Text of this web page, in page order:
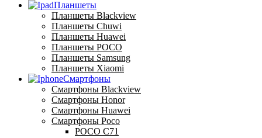
Планшеты
Планшеты Blackview
Планшеты Chuwi
Планшеты Huawei
Планшеты POCO
Планшеты Samsung
Планшеты Xiaomi
Смартфоны
Смартфоны Blackview
Смартфоны Honor
Смартфоны Huawei
Смартфоны Poco
POCO C71